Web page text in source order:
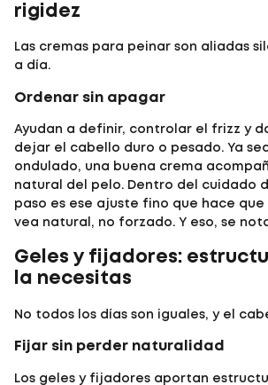
rigidez
Las cremas para peinar son aliadas
a día.
Ordenar sin apagar
Ayudan a definir, controlar el frizz y
dejar el cabello duro o pesado. Ya
ondulado, una buena crema
natural del pelo. Dentro del cuidado
paso es ese ajuste fino que hace que
vea natural, no forzado. Y eso, se
Geles y fijadores:
la necesitas
No todos los días son iguales, y el
Fijar sin perder naturalidad
Los geles y fijadores aportan